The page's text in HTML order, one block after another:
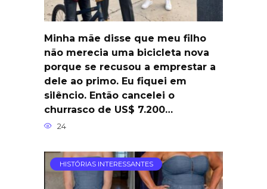
Minha mãe disse que meu filho
não merecia uma bicicleta nova
porque se recusou a emprestar a
dele ao primo. Eu fiquei em
silêncio. Então cancelei o
churrasco de US$ 7.200…
24
HISTÓRIAS INTERESSANTES